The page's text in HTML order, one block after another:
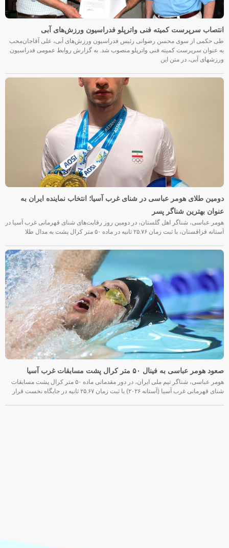
انتصاب سرپرست کمیته فنی واترپلو فدراسیون ورزش‌های آبی
طی حکمی از سوی محسن رضوانی رئیس فدراسیون ورزش‌های آبی، علی آقاجان‌محب
به عنوان سرپرست کمیته فنی واترپلو منصوب شد. به گزارش روابط عمومی فدراسیون
ورزشهای آبی، در متن این
دومین طلای هومر عباسی در شنای غرب آسیا؛ انتخاب نماینده ایران به
عنوان بهترین شناگر پسر
هومر عباسی، شناگر اهل گلستان، در دومین روز رقابت‌های شنای قهرمانی غرب آسیا در
آستانه قزاقستان، با ثبت زمان ۲۵.۷۶ ثانیه در ماده ۵۰ متر کرال پشت به مدال طلا
صعود هومر عباسی به فینال ۵۰ متر کرال پشت مسابقات غرب آسیا
هومر عباسی، شناگر تیم ملی ایران، در دور مقدماتی ماده ۵۰ متر کرال پشت مسابقات
شنای قهرمانی غرب آسیا (آستانه ۲۰۲۶) با ثبت زمان ۲۵.۶۷ ثانیه در جایگاه نخست قرار